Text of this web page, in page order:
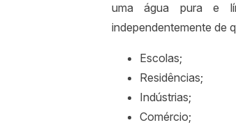
uma água pura e
independentemente de
Escolas;
Residências;
Indústrias;
Comércio;